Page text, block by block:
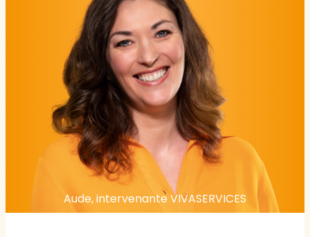
Aude, intervenante VIVASERVICES